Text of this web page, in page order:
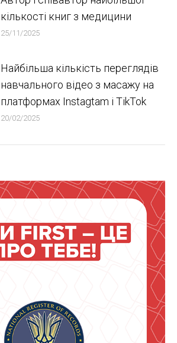
кількості книг з медицини
25/11/2025
Найбільша кількість переглядів
навчального відео з масажу на
платформах Instagtam i TikTok
20/02/2025